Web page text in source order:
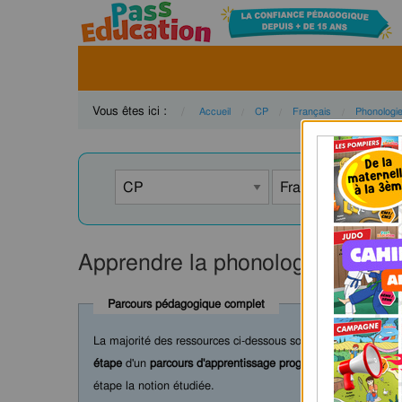
Vous êtes ici : Accueil CP Français Phonologie
Apprendre la phonologie au
Parcours pédagogique complet
La majorité des ressources ci-dessous sont intégrées dans
étape d'un parcours d'apprentissage progressif
comprenant
étape la notion étudiée.